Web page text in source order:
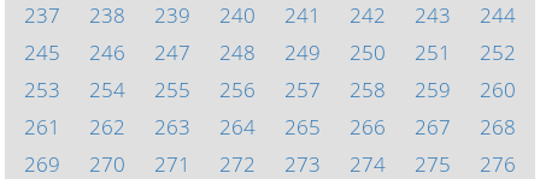
237
238 239 240 241 242 243
244
245
246 247 248 249 250 251
252
253
254 255 256 257 258 259
260
261
262 263 264 265 266 267
268
269
270 271 272 273 274 275
276